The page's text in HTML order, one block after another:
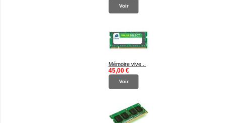
Voir
Mémoire vive...
45,00 €
Voir